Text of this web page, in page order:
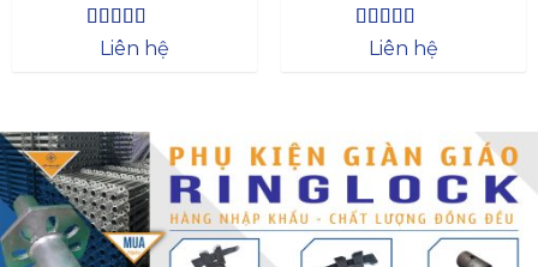
Được xếp
Liên hệ
Được xếp
Liên hệ